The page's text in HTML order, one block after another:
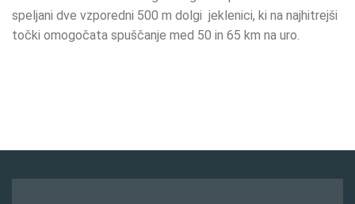
speljani dve vzporedni 500 m dolgi jeklenici, ki na najhitrejši
točki omogočata spuščanje med 50 in 65 km na uro.